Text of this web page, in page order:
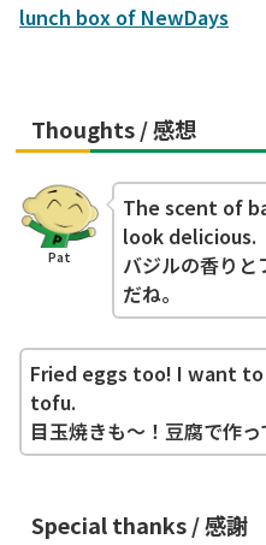
Thoughts / 感想
Pat
The scent of
look delicious.
バジルの香りと
だね。
Fried eggs too! I want
tofu.
目玉焼きも～！豆腐で作っ
Special thanks / 感謝